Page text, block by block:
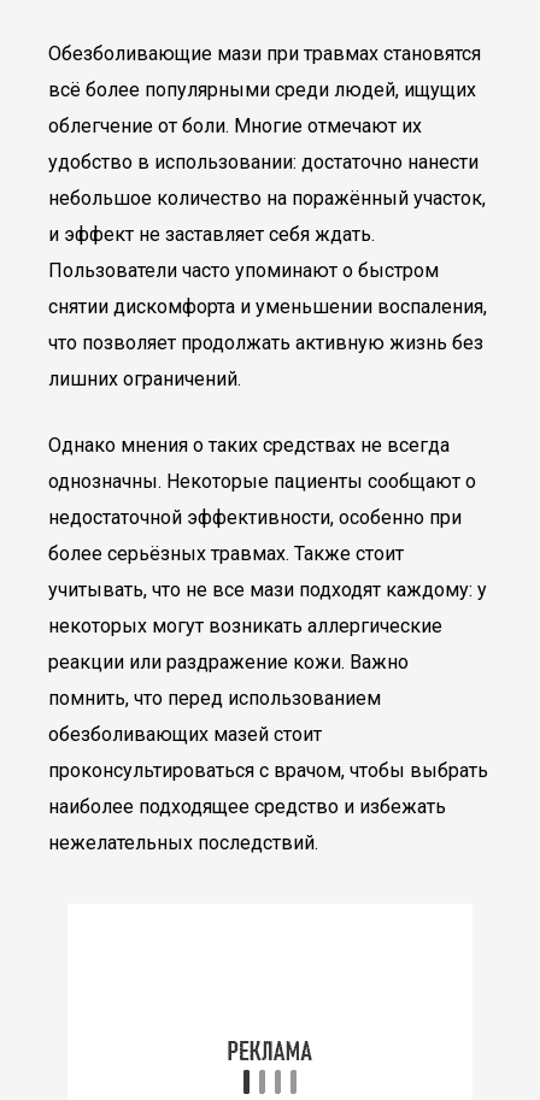
Обезболивающие мази при травмах становятся
всё более популярными среди людей, ищущих
облегчение от боли. Многие отмечают их
удобство в использовании: достаточно нанести
небольшое количество на поражённый участок,
и эффект не заставляет себя ждать.
Пользователи часто упоминают о быстром
снятии дискомфорта и уменьшении воспаления,
что позволяет продолжать активную жизнь без
лишних ограничений.
Однако мнения о таких средствах не всегда
однозначны. Некоторые пациенты сообщают о
недостаточной эффективности, особенно при
более серьёзных травмах. Также стоит
учитывать, что не все мази подходят каждому: у
некоторых могут возникать аллергические
реакции или раздражение кожи. Важно
помнить, что перед использованием
обезболивающих мазей стоит
проконсультироваться с врачом, чтобы выбрать
наиболее подходящее средство и избежать
нежелательных последствий.